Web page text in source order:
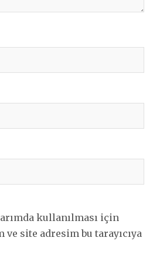
kullanılması için
ve site adresim bu tarayıcıya